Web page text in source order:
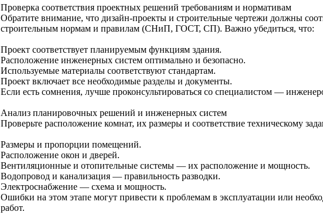
Проверка соответствия проектных решений требованиям и нормативам
Обратите внимание, что дизайн-проекты и строительные чертежи должны
строительным нормам и правилам (СНиП, ГОСТ, СП). Важно убедиться, что:
Проект соответствует планируемым функциям здания.
Расположение инженерных систем оптимально и безопасно.
Используемые материалы соответствуют стандартам.
Проект включает все необходимые разделы и документы.
Если есть сомнения, лучше проконсультироваться со специалистом —
Анализ планировочных решений и инженерных систем
Проверьте расположение комнат, их размеры и соответствие техническому
Размеры и пропорции помещений.
Расположение окон и дверей.
Вентиляционные и отопительные системы — их расположение и мощность.
Водопровод и канализация — правильность разводки.
Электроснабжение — схема и мощность.
Ошибки на этом этапе могут привести к проблемам в эксплуатации или
работ.